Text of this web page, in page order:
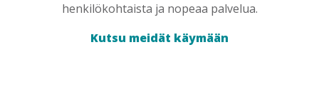
henkilökohtaista ja nopeaa palvelua.
Kutsu meidät käymään